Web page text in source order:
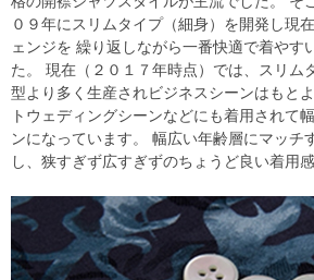
０９年にスリムタイプ（細身）を開発し現
ェンジを 繰り返しながら一番快適で着やす
た。 現在（２０１７年時点）では、スリム
型より多く生産されビジネスシーンはもと
トウェディングシーンなどにも着用されて
ンになっています。 幅広い年齢層にマッチ
し、狭すぎず広すぎずのちょうど良い着用